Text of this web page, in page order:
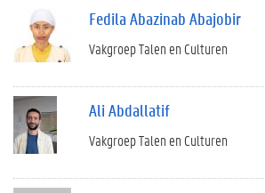
Fedila Abazinab Abajobir
Vakgroep Talen en Culturen
Ali Abdallatif
Vakgroep Talen en Culturen